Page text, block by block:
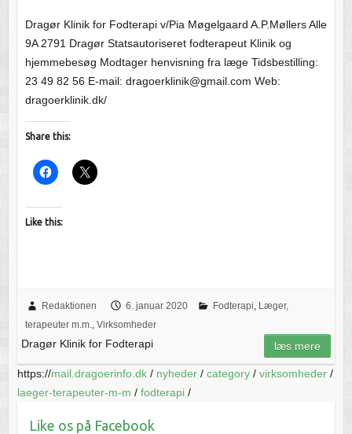
Dragør Klinik for Fodterapi v/Pia Møgelgaard A.P.Møllers Alle
9A 2791 Dragør Statsautoriseret fodterapeut Klinik og
hjemmebesøg Modtager henvisning fra læge Tidsbestilling:
23 49 82 56 E-mail: dragoerklinik@gmail.com Web:
dragoerklinik.dk/
Share this:
Like this:
Redaktionen 6. januar 2020 Fodterapi, Læger,
terapeuter m.m., Virksomheder
Dragør Klinik for Fodterapi læs mere
https://mail.dragoerinfo.dk/ nyheder/ category/ virksomheder/
laeger-terapeuter-m-m / fodterapi/
Like os på Facebook